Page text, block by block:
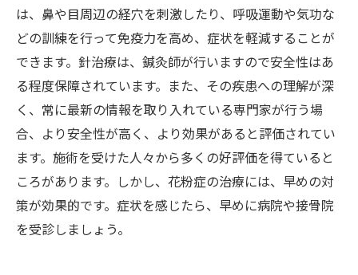
は、鼻や目周辺の経穴を刺激したり、呼吸運動や気功な
どの訓練を行って免疫力を高め、症状を軽減することが
できます。針治療は、鍼灸師が行いますので安全性はあ
る程度保障されています。また、その疾患への理解が深
く、常に最新の情報を取り入れている専門家が行う場
合、より安全性が高く、より効果があると評価されてい
ます。施術を受けた人々から多くの好評価を得ていると
ころがあります。しかし、花粉症の治療には、早めの対
策が効果的です。症状を感じたら、早めに病院や接骨院
を受診しましょう。